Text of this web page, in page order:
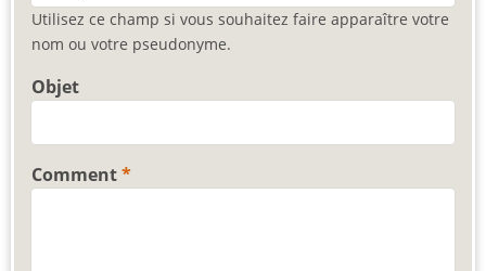
Utilisez ce champ si vous souhaitez faire apparaître votre
nom ou votre pseudonyme.
Objet
Comment